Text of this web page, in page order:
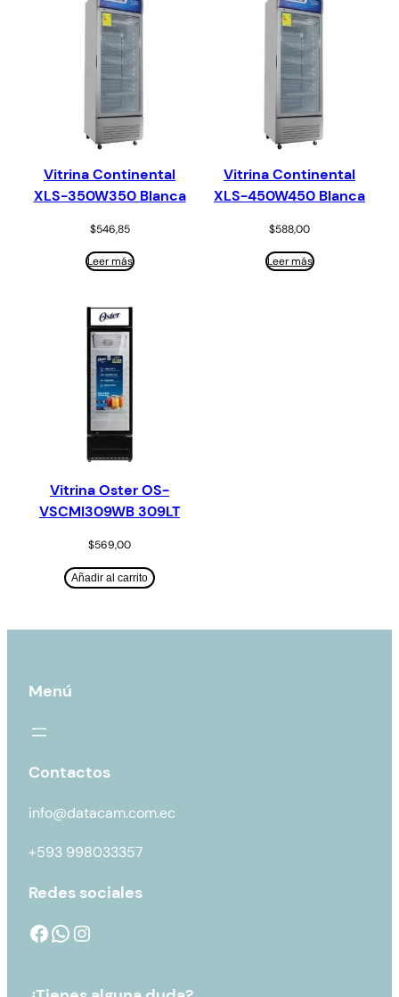
Vitrina Continental
XLS-350W350 Blanca
$546,85
Leer más
Vitrina Continental
XLS-450W450 Blanca
$588,00
Leer más
Vitrina Oster OS-
VSCMI309WB 309LT
$569,00
Añadir al carrito
Menú
Contactos
info@datacam.com.ec
+593 998033357
Redes sociales